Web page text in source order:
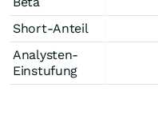
Short-Anteil
Analysten-
Einstufung